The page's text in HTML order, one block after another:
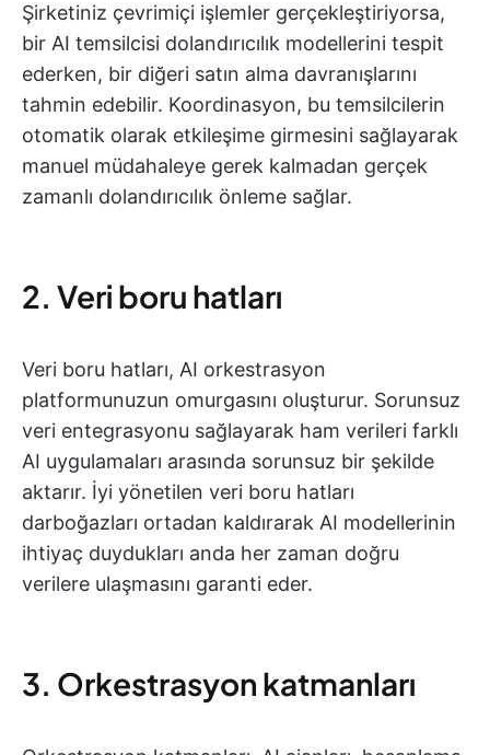
Şirketiniz çevrimiçi işlemler gerçekleştiriyorsa,
bir AI temsilcisi dolandırıcılık modellerini tespit
ederken, bir diğeri satın alma davranışlarını
tahmin edebilir. Koordinasyon, bu temsilcilerin
otomatik olarak etkileşime girmesini sağlayarak
manuel müdahaleye gerek kalmadan gerçek
zamanlı dolandırıcılık önleme sağlar.
2. Veri boru hatları
Veri boru hatları, AI orkestrasyon
platformunuzun omurgasını oluşturur. Sorunsuz
veri entegrasyonu sağlayarak ham verileri farklı
AI uygulamaları arasında sorunsuz bir şekilde
aktarır. İyi yönetilen veri boru hatları
darboğazları ortadan kaldırarak AI modellerinin
ihtiyaç duydukları anda her zaman doğru
verilere ulaşmasını garanti eder.
3. Orkestrasyon katmanları